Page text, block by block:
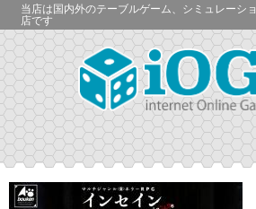
当店は国内外のテーブルゲーム、シミュレーシ
店です